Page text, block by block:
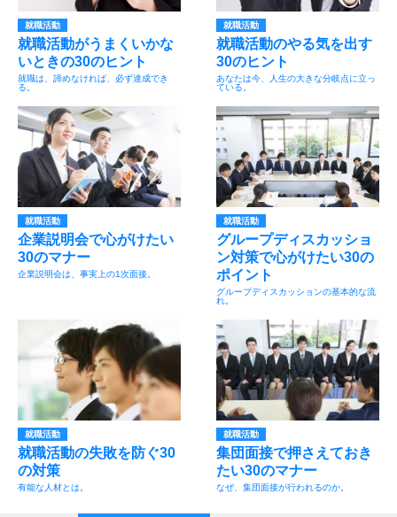
就職活動
就職活動がうまくいかな
いときの30のヒント
就職は、諦めなければ、必ず達成でき
る。
就職活動
就職活動のやる気を出す
30のヒント
あなたは今、人生の大きな分岐点に立っ
ている。
就職活動
企業説明会で心がけたい
30のマナー
企業説明会は、事実上の1次面接。
就職活動
グループディスカッショ
ン対策で心がけたい30の
ポイント
グループディスカッションの基本的な流
れ。
就職活動
就職活動の失敗を防ぐ30
の対策
有能な人材とは。
就職活動
集団面接で押さえておき
たい30のマナー
なぜ、集団面接が行われるのか。